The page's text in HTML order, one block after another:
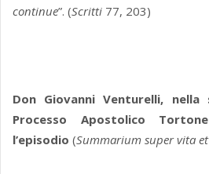
continue”. (Scritti 77, 203)
Don Giovanni Venturelli,
Processo Apostolico
l’episodio (Summarium super vita